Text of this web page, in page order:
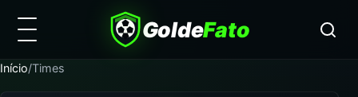
GoldeFato
Início/Times